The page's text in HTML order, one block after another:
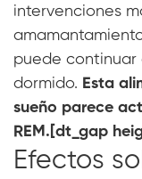
intervenciones
puede continuar
dormido. Esta
sueño parece
REM.[dt_gap
Efectos